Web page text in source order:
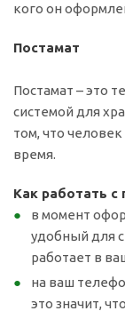
кого он
Постамат
Постамат – это
системой для
том, что
время.
Как работать с
в момент
удобный для
работает в
на ваш
это значит,